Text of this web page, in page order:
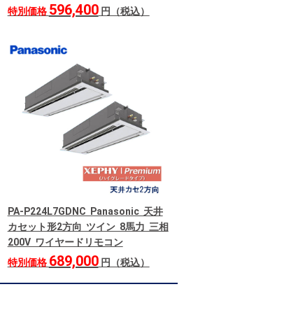
特別価格 596,400円（税込）
PA-P224L7GDNC Panasonic 天井
カセット形2方向 ツイン 8馬力 三相
200V ワイヤードリモコン
特別価格 689,000円（税込）